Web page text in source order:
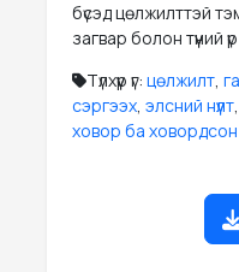
бүсэд цөлжилттэй
загвар болон
Түлхүүр үг: цөлжилт,
сэргээх, элсний нүүлт,
ховор ба